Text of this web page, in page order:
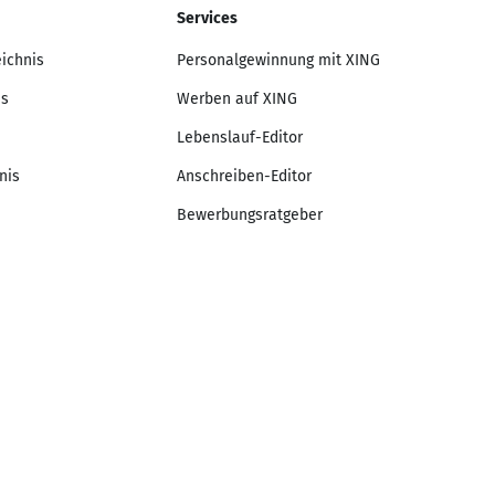
Services
Personalgewinnung mit XING
Werben auf XING
Lebenslauf-Editor
Anschreiben-Editor
Bewerbungsratgeber